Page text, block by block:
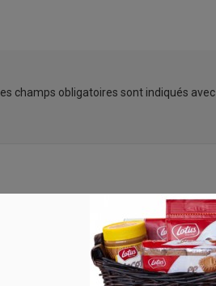
Les champs obligatoires sont indiqués avec